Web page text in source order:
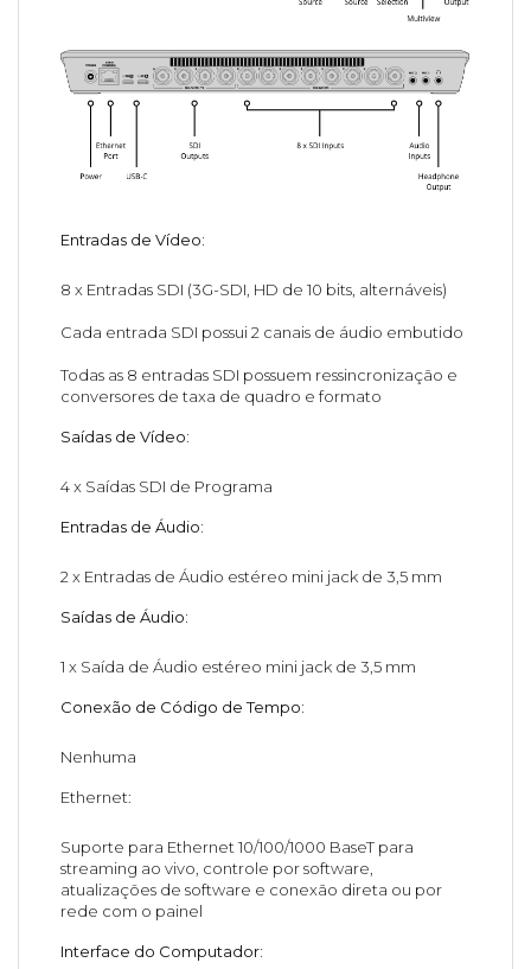
Entradas de Vídeo:
8 x Entradas SDI (3G-SDI, HD de 10 bits, alternáveis)
Cada entrada SDI possui 2 canais de áudio embutido
Todas as 8 entradas SDI possuem ressincronização e
conversores de taxa de quadro e formato
Saídas de Vídeo:
4 x Saídas SDI de Programa
Entradas de Áudio:
2 x Entradas de Áudio estéreo mini jack de 3,5 mm
Saídas de Áudio:
1 x Saída de Áudio estéreo mini jack de 3,5 mm
Conexão de Código de Tempo:
Nenhuma
Ethernet:
Suporte para Ethernet 10/100/1000 BaseT para
streaming ao vivo, controle por software,
atualizações de software e conexão direta ou por
rede com o painel
Interface do Computador: